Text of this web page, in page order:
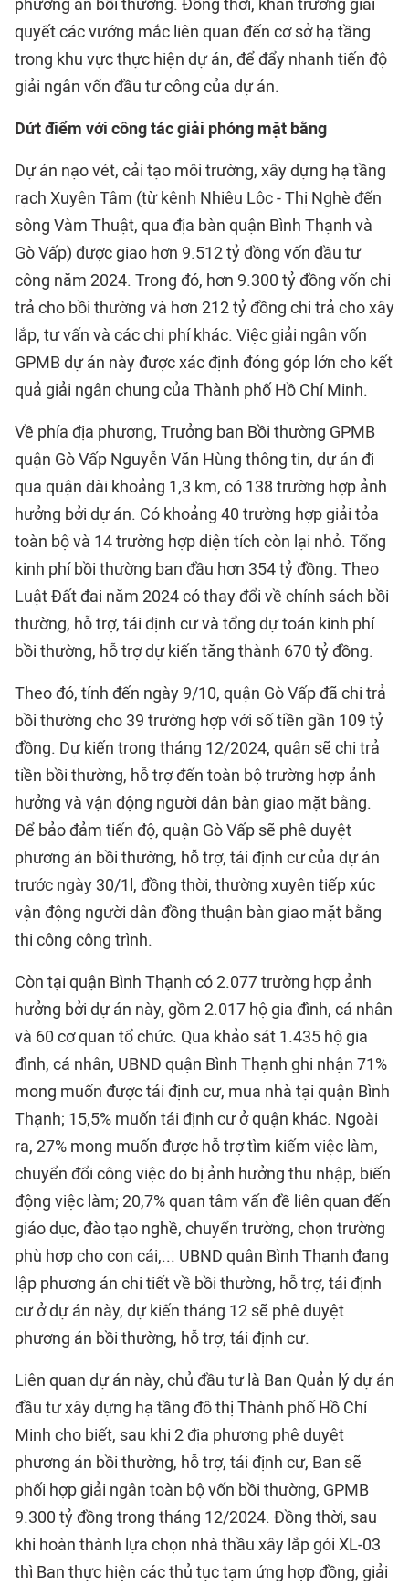
phương án bồi thường. Đồng thời, khẩn trương giải
quyết các vướng mắc liên quan đến cơ sở hạ tầng
trong khu vực thực hiện dự án, để đẩy nhanh tiến độ
giải ngân vốn đầu tư công của dự án.
Dứt điểm với công tác giải phóng mặt bằng
Dự án nạo vét, cải tạo môi trường, xây dựng hạ tầng
rạch Xuyên Tâm (từ kênh Nhiêu Lộc - Thị Nghè đến
sông Vàm Thuật, qua địa bàn quận Bình Thạnh và
Gò Vấp) được giao hơn 9.512 tỷ đồng vốn đầu tư
công năm 2024. Trong đó, hơn 9.300 tỷ đồng vốn chi
trả cho bồi thường và hơn 212 tỷ đồng chi trả cho xây
lắp, tư vấn và các chi phí khác. Việc giải ngân vốn
GPMB dự án này được xác định đóng góp lớn cho kết
quả giải ngân chung của Thành phố Hồ Chí Minh.
Về phía địa phương, Trưởng ban Bồi thường GPMB
quận Gò Vấp Nguyễn Văn Hùng thông tin, dự án đi
qua quận dài khoảng 1,3 km, có 138 trường hợp ảnh
hưởng bởi dự án. Có khoảng 40 trường hợp giải tỏa
toàn bộ và 14 trường hợp diện tích còn lại nhỏ. Tổng
kinh phí bồi thường ban đầu hơn 354 tỷ đồng. Theo
Luật Đất đai năm 2024 có thay đổi về chính sách bồi
thường, hỗ trợ, tái định cư và tổng dự toán kinh phí
bồi thường, hỗ trợ dự kiến tăng thành 670 tỷ đồng.
Theo đó, tính đến ngày 9/10, quận Gò Vấp đã chi trả
bồi thường cho 39 trường hợp với số tiền gần 109 tỷ
đồng. Dự kiến trong tháng 12/2024, quận sẽ chi trả
tiền bồi thường, hỗ trợ đến toàn bộ trường hợp ảnh
hưởng và vận động người dân bàn giao mặt bằng.
Để bảo đảm tiến độ, quận Gò Vấp sẽ phê duyệt
phương án bồi thường, hỗ trợ, tái định cư của dự án
trước ngày 30/1l, đồng thời, thường xuyên tiếp xúc
vận động người dân đồng thuận bàn giao mặt bằng
thi công công trình.
Còn tại quận Bình Thạnh có 2.077 trường hợp ảnh
hưởng bởi dự án này, gồm 2.017 hộ gia đình, cá nhân
và 60 cơ quan tổ chức. Qua khảo sát 1.435 hộ gia
đình, cá nhân, UBND quận Bình Thạnh ghi nhận 71%
mong muốn được tái định cư, mua nhà tại quận Bình
Thạnh; 15,5% muốn tái định cư ở quận khác. Ngoài
ra, 27% mong muốn được hỗ trợ tìm kiếm việc làm,
chuyển đổi công việc do bị ảnh hưởng thu nhập, biến
động việc làm; 20,7% quan tâm vấn đề liên quan đến
giáo dục, đào tạo nghề, chuyển trường, chọn trường
phù hợp cho con cái,... UBND quận Bình Thạnh đang
lập phương án chi tiết về bồi thường, hỗ trợ, tái định
cư ở dự án này, dự kiến tháng 12 sẽ phê duyệt
phương án bồi thường, hỗ trợ, tái định cư.
Liên quan dự án này, chủ đầu tư là Ban Quản lý dự án
đầu tư xây dựng hạ tầng đô thị Thành phố Hồ Chí
Minh cho biết, sau khi 2 địa phương phê duyệt
phương án bồi thường, hỗ trợ, tái định cư, Ban sẽ
phối hợp giải ngân toàn bộ vốn bồi thường, GPMB
9.300 tỷ đồng trong tháng 12/2024. Đồng thời, sau
khi hoàn thành lựa chọn nhà thầu xây lắp gói XL-03
thì Ban thực hiện các thủ tục tạm ứng hợp đồng, giải